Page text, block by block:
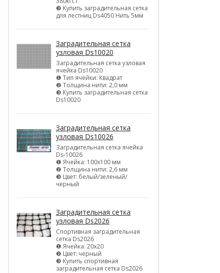
❸ Купить заградительная сетка
для лестниц Ds4050 Нить 5мм
Заградительная сетка
узловая Ds10020
Заградительная сетка узловая
ячейка Ds10020
❶ Тип ячейки: Квадрат
❷ Толщина нити: 2,0 мм
❸ Купить заградительная сетка
Ds10020
Заградительная сетка
узловая Ds10026
Заградительная сетка ячейка
Ds-10026
❶ Ячейка: 100х100 мм
❷ Толщина нити: 2,6 мм
❸ Цвет: белый/зеленый/
черный
Заградительная сетка
узловая Ds2026
Спортивная заградительная
сетка Ds2026
❶ Ячейка: 20х20
❷ Цвет: черный
❸ Купить спортивная
заградительная сетка Ds2026